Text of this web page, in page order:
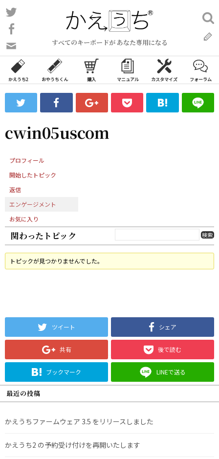
コ
ン
ン
ツ
ス
ッ
すべてのキーボードが あなた専用になる
い
合
わ
フ
ォ
ム
検
索:
かえうち2 おやうちくん 購入 マニュアル カスタマイズ フォーラム
cwin05uscom
プロフィール
開始したトピック
返信
エンゲージメント
お気に入り
関わったトピック
トピックが見つかりませんでした。
ツイート シェア
共有 後で読む
ブックマーク LINEで送る
最近の投稿
かえうちファームウェア 3.5 をリリースしました
かえうち2 の予約受け付けを再開いたします